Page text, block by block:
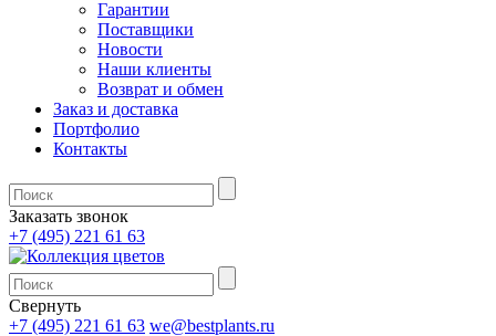
Гарантии
Поставщики
Новости
Наши клиенты
Возврат и обмен
Заказ и доставка
Портфолио
Контакты
Заказать звонок
+7 (495) 221 61 63
Свернуть
+7 (495) 221 61 63 we@bestplants.ru